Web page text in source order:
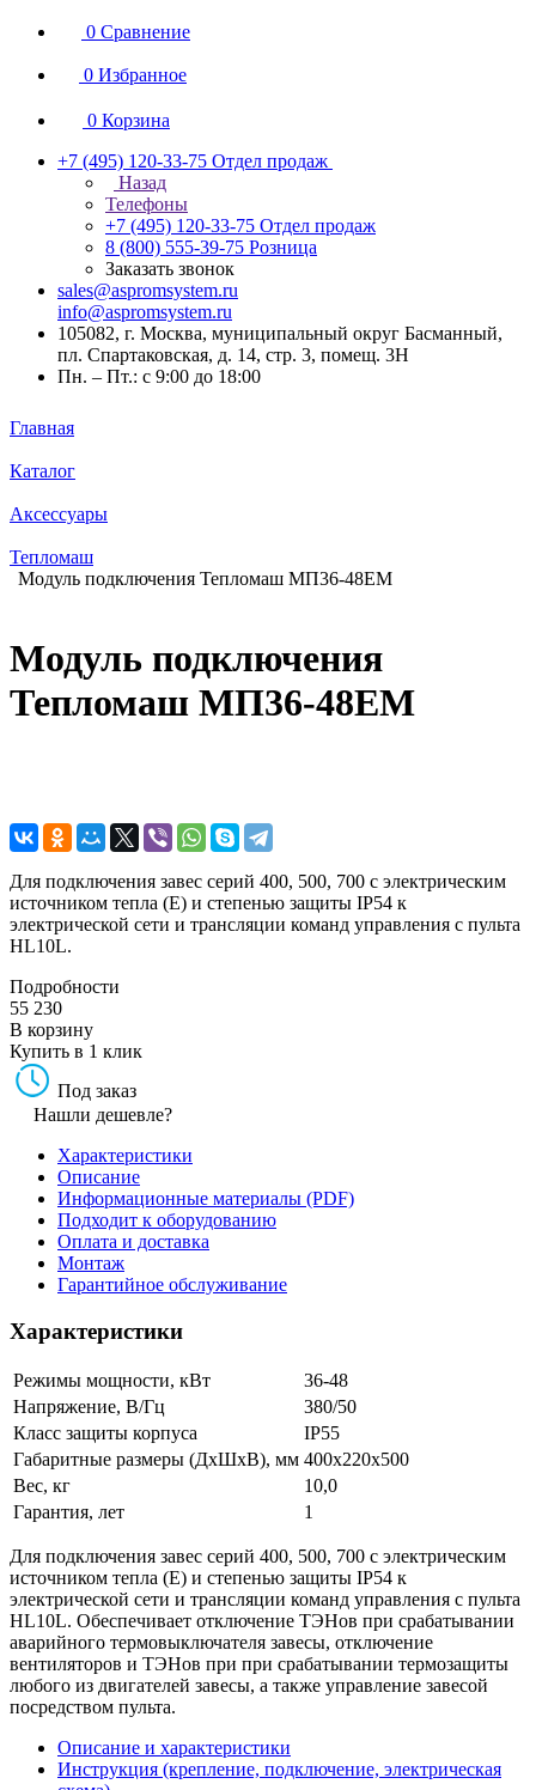
0 Сравнение
0 Избранное
0 Корзина
+7 (495) 120-33-75 Отдел продаж
Назад
Телефоны
+7 (495) 120-33-75 Отдел продаж
8 (800) 555-39-75 Розница
Заказать звонок
sales@aspromsystem.ru
info@aspromsystem.ru
105082, г. Москва, муниципальный округ Басманный,
пл. Спартаковская, д. 14, стр. 3, помещ. 3Н
Пн. – Пт.: с 9:00 до 18:00
Главная
Каталог
Аксессуары
Тепломаш
Модуль подключения Тепломаш МП36-48EM
Модуль подключения
Тепломаш МП36-48EM
Для подключения завес серий 400, 500, 700 с электрическим
источником тепла (E) и степенью защиты IP54 к
электрической сети и трансляции команд управления с пульта
HL10L.
Подробности
55 230
В корзину
Купить в 1 клик
Под заказ
Нашли дешевле?
Характеристики
Описание
Информационные материалы (PDF)
Подходит к оборудованию
Оплата и доставка
Монтаж
Гарантийное обслуживание
Характеристики
Режимы мощности, кВт
36-48
Напряжение, В/Гц
380/50
Класс защиты корпуса
IP55
Габаритные размеры (ДхШхВ), мм 400х220х500
Вес, кг
10,0
Гарантия, лет
1
Для подключения завес серий 400, 500, 700 с электрическим
источником тепла (E) и степенью защиты IP54 к
электрической сети и трансляции команд управления с пульта
HL10L. Обеспечивает отключение ТЭНов при срабатывании
аварийного термовыключателя завесы, отключение
вентиляторов и ТЭНов при при срабатывании термозащиты
любого из двигателей завесы, а также управление завесой
посредством пульта.
Описание и характеристики
Инструкция (крепление, подключение, электрическая